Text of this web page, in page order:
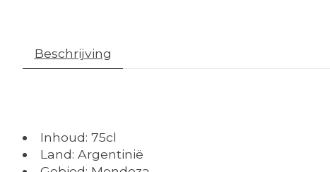
Beschrijving
Inhoud: 75cl
Land: Argentinië